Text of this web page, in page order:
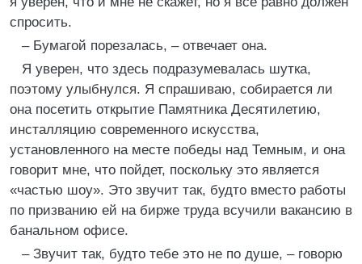
спросить.
– Бумагой порезалась, – отвечает она.
Я уверен, что здесь подразумевалась шутка,
поэтому улыбнулся. Я спрашиваю, собирается ли
она посетить открытие Памятника Десятилетию,
инсталляцию современного искусства,
установленного на месте победы над Темным, и она
говорит мне, что пойдет, поскольку это является
«частью шоу». Это звучит так, будто вместо работы
по призванию ей на бирже труда всучили вакансию в
банальном офисе.
– Звучит так, будто тебе это не по душе, – говорю